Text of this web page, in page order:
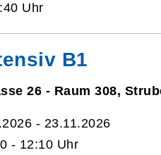
Uhr
B1
26 - Raum 308,
- 23.11.2026
- 12:10 Uhr